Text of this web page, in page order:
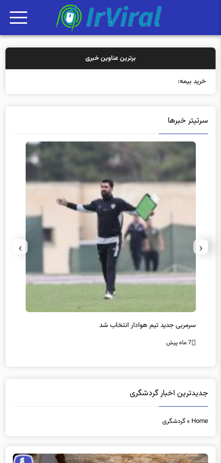
برترین عناوین خبری
خرید بیمه: سنتی یا آنلاین؟ کدامیک
سرتیتر خبرها
سرمربی جدید تیم هوادار انتخاب شد
7 ماه پیش
‹
›
جدیدترین اخبار گردشگری
Home
»گردشگری